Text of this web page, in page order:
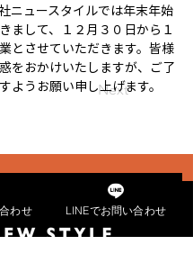
Next
ニュースタイルでは年末年始
まして、１２月３０日から１
とさせていただきます。皆様
をおかけいたしますが、ご了
ようお願い申し上げます。
わせ LINEでお問い合わせ